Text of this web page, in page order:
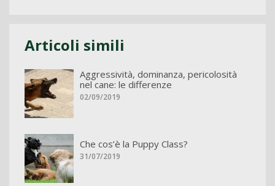
Articoli simili
Aggressività, dominanza, pericolosità
nel cane: le differenze
02/09/2019
Che cos’è la Puppy Class?
31/07/2019